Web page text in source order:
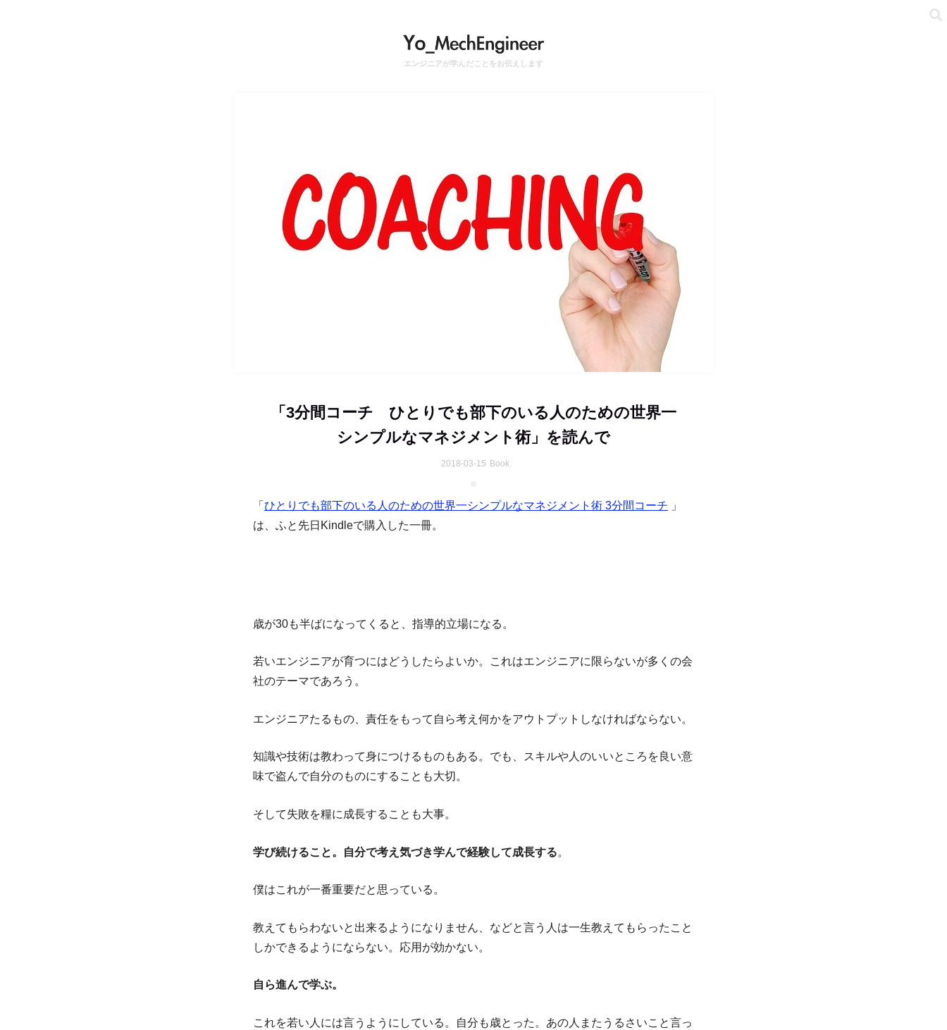
エンジニアが学んだことをお伝えします
「3分間コーチ ひとりでも部下のいる人のための世界一
シンプルなマネジメント術」を読んで
2018-03-15 Book
「 ひとりでも部下のいる人のための世界一シンプルなマネジメント術 3分間コーチ 」
は、ふと先日Kindleで購入した一冊。
歳が30も半ばになってくると、指導的立場になる。
若いエンジニアが育つにはどうしたらよいか。これはエンジニアに限らないが多くの会
社のテーマであろう。
エンジニアたるもの、責任をもって自ら考え何かをアウトプットしなければならない。
知識や技術は教わって身につけるものもある。でも、スキルや人のいいところを良い意
味で盗んで自分のものにすることも大切。
そして失敗を糧に成長することも大事。
学び続けること。自分で考え気づき学んで経験して成長する。
僕はこれが一番重要だと思っている。
教えてもらわないと出来るようになりません、などと言う人は一生教えてもらったこと
しかできるようにならない。応用が効かない。
自ら進んで学ぶ。
これを若い人には言うようにしている。自分も歳とった。あの人またうるさいこと言っ